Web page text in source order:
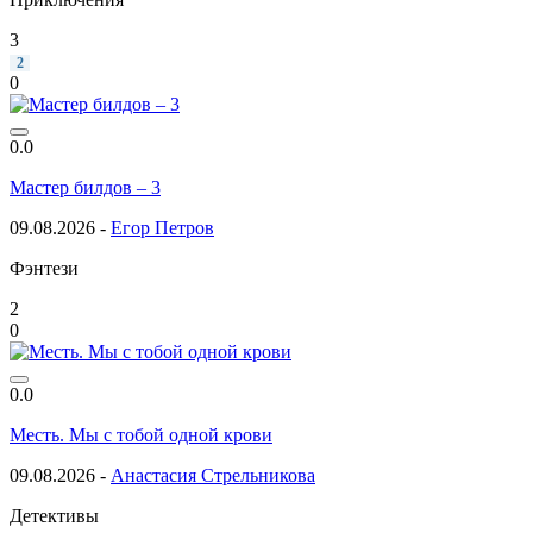
3
2
0
0.0
Мастер билдов – 3
09.08.2026 - Егор Петров
Фэнтези
2
0
0.0
Месть. Мы с тобой одной крови
09.08.2026 - Анастасия Стрельникова
Детективы